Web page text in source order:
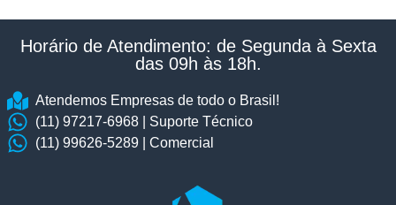
Horário de Atendimento: de Segunda à Sexta
das 09h às 18h.​
Atendemos Empresas de todo o Brasil!
(11) 97217-6968 | Suporte Técnico
(11) 99626-5289 | Comercial